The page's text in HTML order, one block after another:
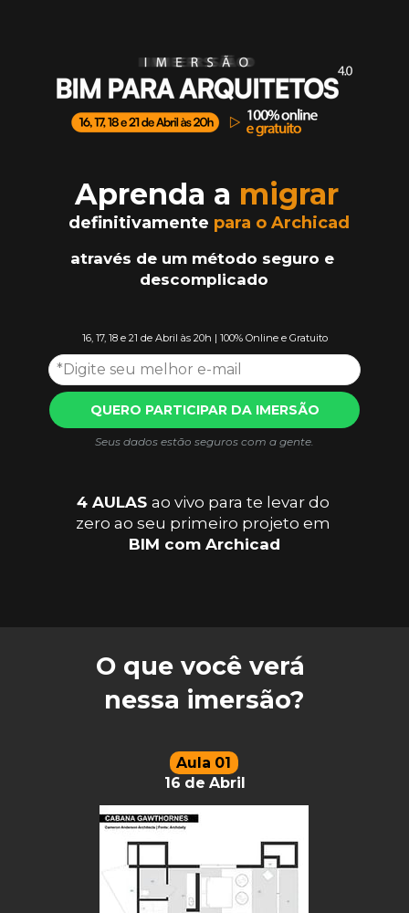
QUERO PARTICIPAR DA IMERSÃO
Seus dados estão seguros com a gente.
16, 17, 18 e 21 de Abril às 20h | 100% Online e Gratuito
4 AULAS ao vivo para te levar do
BIM com Archicad
definitivamente para o Archicad
através de um método seguro e
descomplicado
Aprenda a migrar
O que você verá
nessa imersão?
Aula 01
16 de Abril